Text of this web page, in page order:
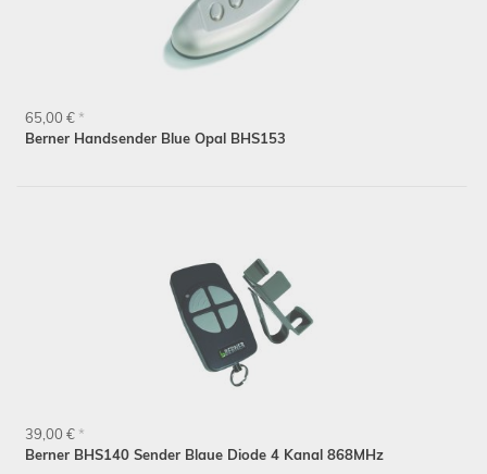
Berner Handsender Blue Opal BHS153
65,00 € *
Berner BHS140 Sender Blaue Diode 4 Kanal 868MHz
39,00 € *